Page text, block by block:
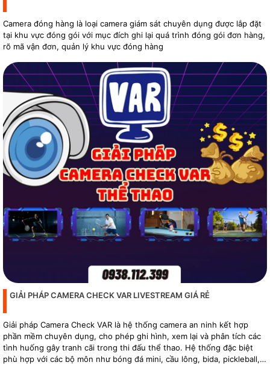
Camera đóng hàng là loại camera giám sát chuyên dụng được lắp đặt
tại khu vực đóng gói với mục đích ghi lại quá trình đóng gói đơn hàng,
rõ mã vận đơn, quản lý khu vực đóng hàng
GIẢI PHÁP CAMERA CHECK VAR LIVESTREAM GIÁ RẺ
Giải pháp Camera Check VAR là hệ thống camera an ninh kết hợp
phần mềm chuyên dụng, cho phép ghi hình, xem lại và phân tích các
tình huống gây tranh cãi trong thi đấu thể thao. Hệ thống đặc biệt
phù hợp với các bộ môn như bóng đá mini, cầu lông, bida, pickleball,